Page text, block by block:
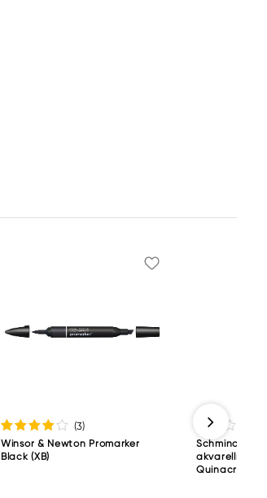
(3)
Winsor & Newton Promarker
Black (XB)
Schmincke
Quinacridone